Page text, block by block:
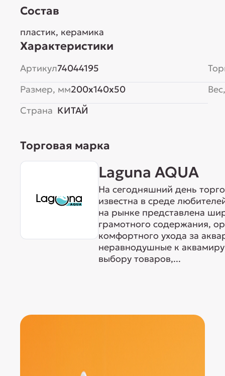
Состав
пластик, керамика
Характеристики
Артикул74044195
Размер, мм200x140x50
Страна КИТАЙ
Торговая марка
Laguna AQUA
На сегодняшний день
известна в среде
на рынке представлена
грамотного содержания,
комфортного ухода за
неравнодушные к
выбору товаров,...